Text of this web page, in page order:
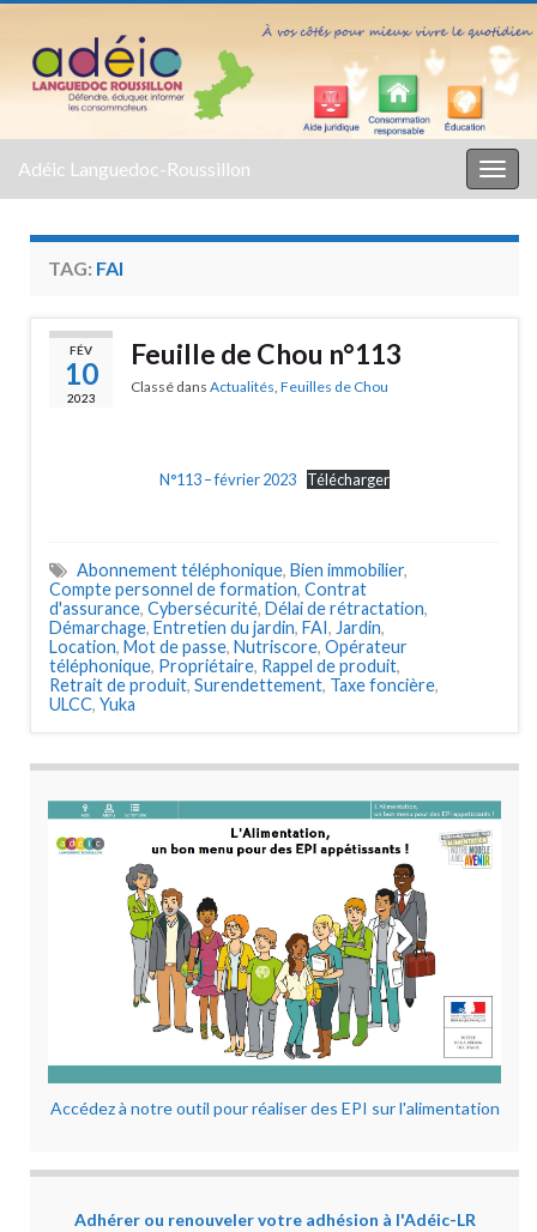
Adéic Languedoc-Roussillon
TAG: FAI
FÉV
10
2023
Feuille de Chou n°113
Classé dans Actualités, Feuilles de Chou
N°113 – février 2023 Télécharger
Abonnement téléphonique, Bien immobilier,
Compte personnel de formation, Contrat
d'assurance, Cybersécurité, Délai de rétractation,
Démarchage, Entretien du jardin, FAI, Jardin,
Location, Mot de passe, Nutriscore, Opérateur
téléphonique, Propriétaire, Rappel de produit,
Retrait de produit, Surendettement, Taxe foncière,
ULCC, Yuka
Accédez à notre outil pour réaliser des EPI sur l'alimentation
Adhérer ou renouveler votre adhésion à l'Adéic-LR